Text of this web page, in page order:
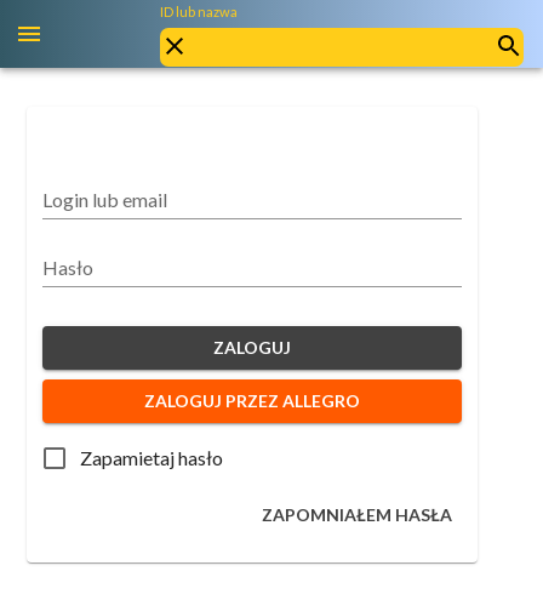
ID lub nazwa
Login lub email
Hasło
ZALOGUJ
ZALOGUJ PRZEZ ALLEGRO
Zapamietaj hasło
ZAPOMNIAŁEM HASŁA